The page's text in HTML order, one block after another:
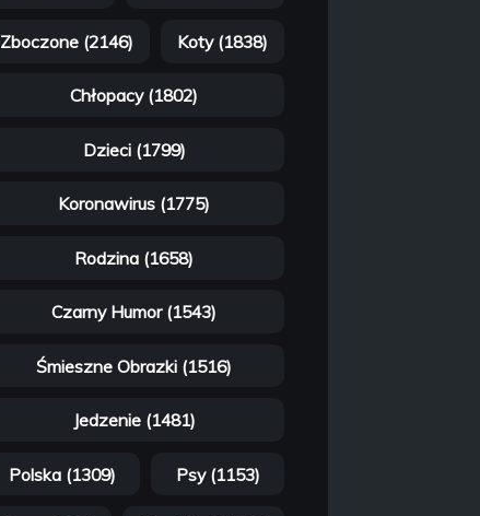
Zboczone (2146) Koty (1838)
Chłopacy (1802)
Dzieci (1799)
Koronawirus (1775)
Rodzina (1658)
Czarny Humor (1543)
Śmieszne Obrazki (1516)
Jedzenie (1481)
Polska (1309) Psy (1153)